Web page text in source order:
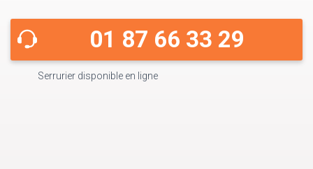
01 87 66 33 29
Serrurier disponible en ligne